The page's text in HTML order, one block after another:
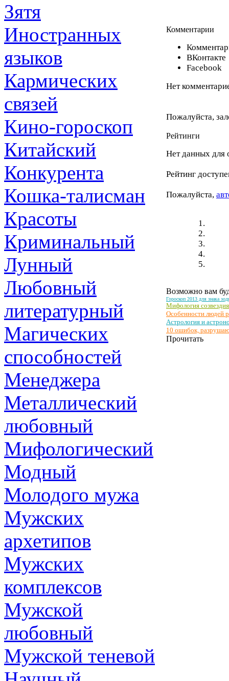
Зятя
Иностранных
языков
Кармических
связей
Кино-гороскоп
Китайский
Конкурента
Кошка-талисман
Красоты
Криминальный
Лунный
Любовный
литературный
Магических
способностей
Менеджера
Металлический
любовный
Мифологический
Модный
Молодого мужа
Мужских
архетипов
Мужских
комплексов
Мужской
любовный
Мужской теневой
Комментарии
ВКонтакте
Facebook
Нет
Пожалуйста,
Рейтинги
Нет данных для
Рейтинг
Пожалуйста,
Возможно вам
Гороскоп 2013 для знака
Мифология
Особенности людей
Астрология и
10 ошибок,
Прочитать